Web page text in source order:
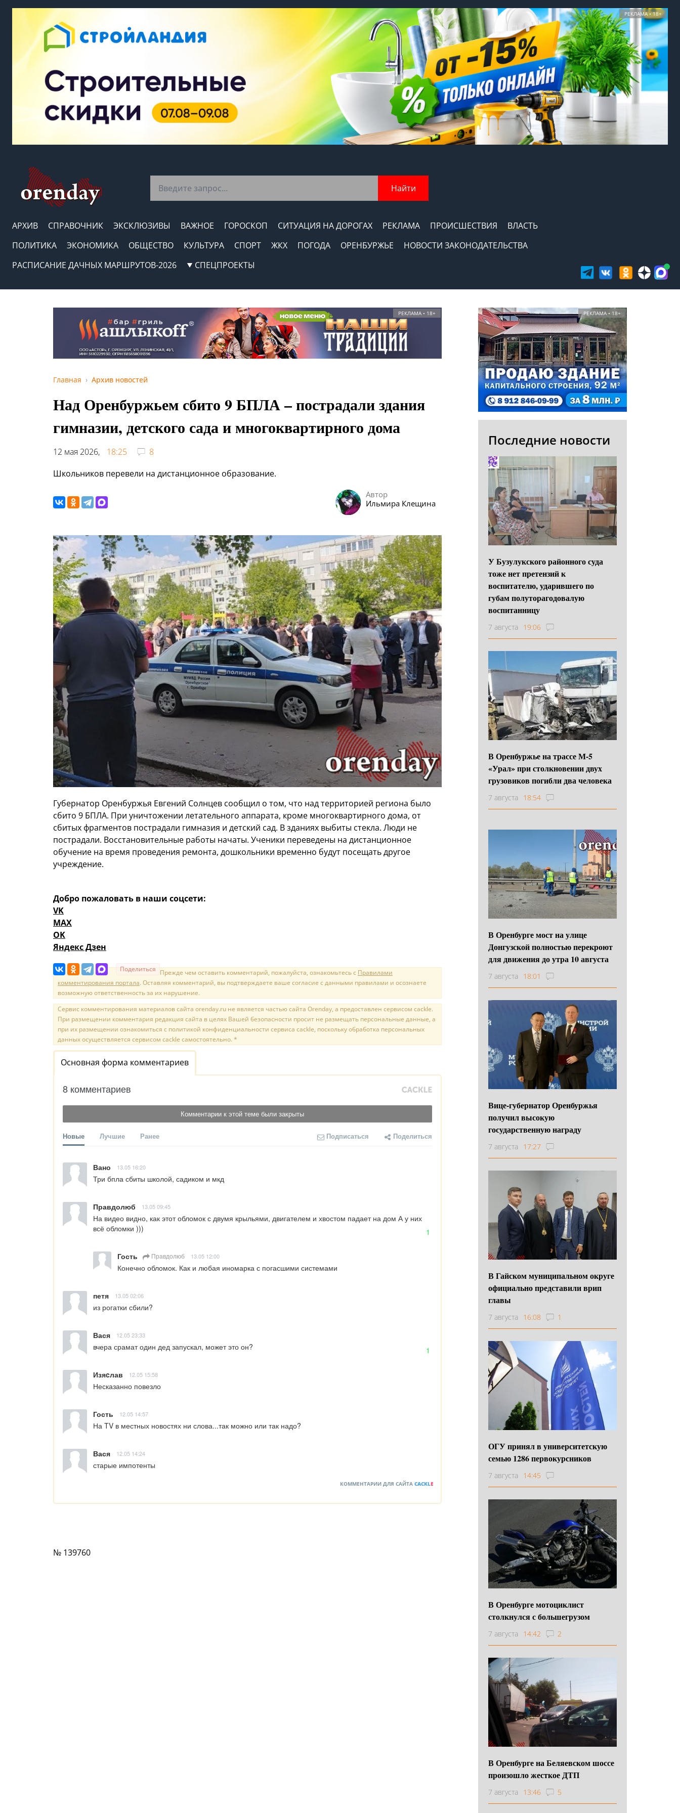
РЕКЛАМА • 18+
Найти
АРХИВ СПРАВОЧНИК ЭКСКЛЮЗИВЫ ВАЖНОЕ ГОРОСКОП СИТУАЦИЯ НА ДОРОГАХ РЕКЛАМА ПРОИСШЕСТВИЯ
ВЛАСТЬ
ПОЛИТИКА
ЭКОНОМИКА ОБЩЕСТВО КУЛЬТУРА СПОРТ ЖКХ ПОГОДА ОРЕНБУРЖЬЕ
НОВОСТИ ЗАКОНОДАТЕЛЬСТВА
РАСПИСАНИЕ ДАЧНЫХ МАРШРУТОВ-2026
СПЕЦПРОЕКТЫ
РЕКЛАМА • 18+
Главная Архив новостей
Над Оренбуржьем сбито 9 БПЛА – пострадали здания
гимназии, детского сада и многоквартирного дома
12 мая 2026, 18:25
8
Школьников перевели на дистанционное образование.
Автор
Ильмира Клещина
Губернатор Оренбуржья Евгений Солнцев сообщил о том, что над территорией региона было
сбито 9 БПЛА. При уничтожении летательного аппарата, кроме многоквартирного дома, от
сбитых фрагментов пострадали гимназия и детский сад. В зданиях выбиты стекла. Люди не
пострадали. Восстановительные работы начаты. Ученики переведены на дистанционное
обучение на время проведения ремонта, дошкольники временно будут посещать другое
учреждение.
Добро пожаловать в наши соцсети:
VK
MAX
OK
Яндекс Дзен
Поделиться Прежде чем оставить комментарий, пожалуйста, ознакомьтесь с Правилами
комментирования портала. Оставляя комментарий, вы подтверждаете ваше согласие с данными правилами и осознаете
возможную ответственность за их нарушение.
Сервис комментирования материалов сайта orenday.ru не является частью сайта Orenday, а предоставлен сервисом cackle.
При размещении комментария редакция сайта в целях Вашей безопасности просит не размещать персональные данные, а
при их размещении ознакомиться с политикой конфиденциальности сервиса cackle, поскольку обработка персональных
данных осуществляется сервисом cackle самостоятельно. *
Основная форма комментариев
8 комментариев
Комментарии к этой теме были закрыты
Новые Лучшие Ранее Подписаться Поделиться
Вано 13.05 16:20
Три бпла сбиты школой, садиком и мкд
Правдолюб 13.05 09:45
На видео видно, как этот обломок с двумя крыльями, двигателем и хвостом падает на дом А у них
всё обломки )))
1
Гость Правдолюб 13.05 12:00
Конечно обломок. Как и любая иномарка с погасшими системами
петя 13.05 02:06
из рогатки сбили?
Вася 12.05 23:33
вчера срамат один дед запускал, может это он? 1
Изяcлав 12.05 15:58
Несказанно повезло
Гость 12.05 14:57
На TV в местных новостях ни слова...так можно или так надо?
Вася 12.05 14:24
старые импотенты
КОММЕНТАРИИ ДЛЯ САЙТА CACKLE
№ 139760
РЕКЛАМА • 18+
Последние новости
У Бузулукского районного суда
тоже нет претензий к
воспитателю, ударившего по
губам полуторагодовалую
воспитанницу
7 августа 19:06
В Оренбуржье на трассе М-5
«Урал» при столкновении двух
грузовиков погибли два человека
7 августа 18:54
В Оренбурге мост на улице
Донгузской полностью перекроют
для движения до утра 10 августа
7 августа 18:01
Вице-губернатор Оренбуржья
получил высокую
государственную награду
7 августа 17:27
В Гайском муниципальном округе
официально представили врип
главы
7 августа 16:08 1
ОГУ принял в университетскую
семью 1286 первокурсников
7 августа 14:45
В Оренбурге мотоциклист
столкнулся с большегрузом
7 августа 14:42 2
В Оренбурге на Беляевском шоссе
произошло жесткое ДТП
7 августа 13:46 5